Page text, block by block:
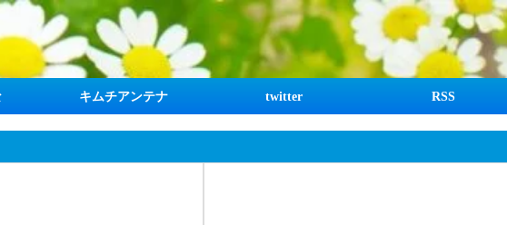
キムチアンテナ twitter RSS